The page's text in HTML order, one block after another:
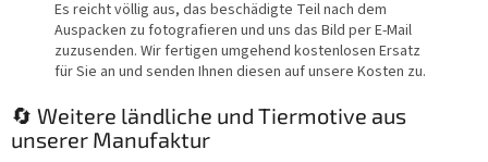
Es reicht völlig aus, das beschädigte Teil nach dem
Auspacken zu fotografieren und uns das Bild per E-Mail
zuzusenden. Wir fertigen umgehend kostenlosen Ersatz
für Sie an und senden Ihnen diesen auf unsere Kosten zu.
🔄 Weitere ländliche und Tiermotive aus
unserer Manufaktur